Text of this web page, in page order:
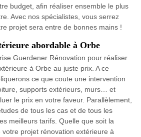
budget, afin réaliser ensemble le plus
Avec nos spécialistes, vous serrez
projet sera entre de bonnes mains !
abordable à Orbe
Guerdener Rénovation pour réaliser
à Orbe au juste prix. A ce
ce que coute une intervention
supports extérieurs, murs… et
le prix en votre faveur. Parallèlement,
de tous les cas et de tous les
meilleurs tarifs. Quelle que soit la
votre projet rénovation extérieure à